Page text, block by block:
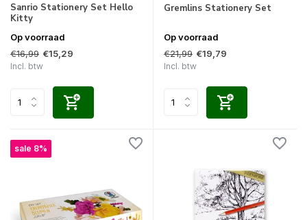
Sanrio Stationery Set Hello
Kitty
Op voorraad
€16,99 €15,29
Incl. btw
Gremlins Stationery Set
Op voorraad
€21,99 €19,79
Incl. btw
sale 8%